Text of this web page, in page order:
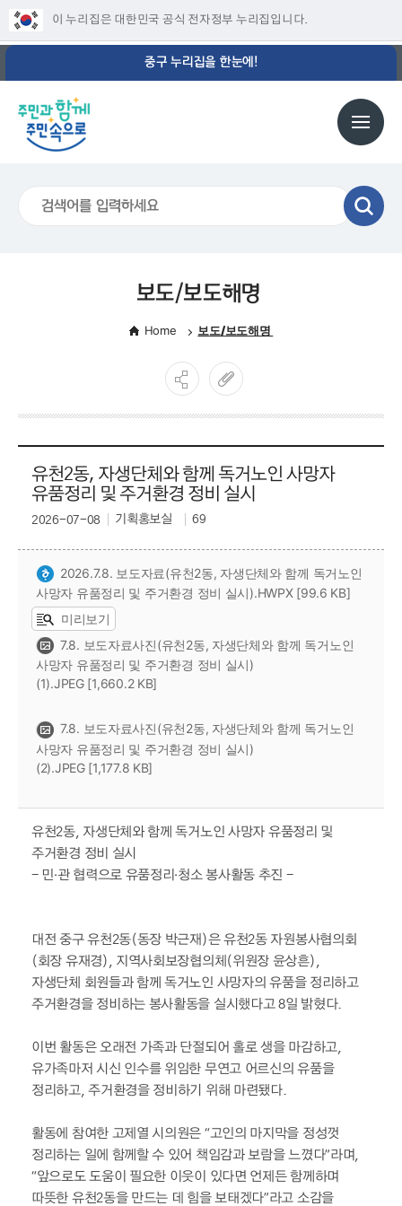
이 누리집은 대한민국 공식 전자정부 누리집입니다.
중구 누리집을 한눈에!
보도/보도해명
Home 보도/보도해명
유천2동, 자생단체와 함께 독거노인 사망자
유품정리 및 주거환경 정비 실시
기획홍보실 69
2026-07-08
2026.7.8. 보도자료(유천2동, 자생단체와 함께 독거노인
사망자 유품정리 및 주거환경 정비 실시).HWPX [99.6 KB]
미리보기
7.8. 보도자료사진(유천2동, 자생단체와 함께 독거노인
사망자 유품정리 및 주거환경 정비 실시)
(1).JPEG [1,660.2 KB]
7.8. 보도자료사진(유천2동, 자생단체와 함께 독거노인
사망자 유품정리 및 주거환경 정비 실시)
(2).JPEG [1,177.8 KB]
유천2동, 자생단체와 함께 독거노인 사망자 유품정리 및
주거환경 정비 실시
- 민·관 협력으로 유품정리·청소 봉사활동 추진 -
대전 중구 유천2동(동장 박근재)은 유천2동 자원봉사협의회
(회장 유재경), 지역사회보장협의체(위원장 윤상흔),
자생단체 회원들과 함께 독거노인 사망자의 유품을 정리하고
주거환경을 정비하는 봉사활동을 실시했다고 8일 밝혔다.
이번 활동은 오래전 가족과 단절되어 홀로 생을 마감하고,
유가족마저 시신 인수를 위임한 무연고 어르신의 유품을
정리하고, 주거환경을 정비하기 위해 마련됐다.
활동에 참여한 고제열 시의원은 “고인의 마지막을 정성껏
정리하는 일에 함께할 수 있어 책임감과 보람을 느꼈다”라며,
“앞으로도 도움이 필요한 이웃이 있다면 언제든 함께하며
따뜻한 유천2동을 만드는 데 힘을 보태겠다”라고 소감을